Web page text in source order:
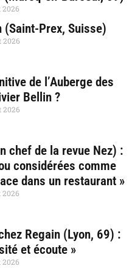
2026
(Saint-Prex, Suisse)
2026
de l’Auberge des
Bellin ?
2026
chef de la revue Nez) :
considérées comme
dans un restaurant »
2026
Regain (Lyon, 69) :
et écoute »
2026